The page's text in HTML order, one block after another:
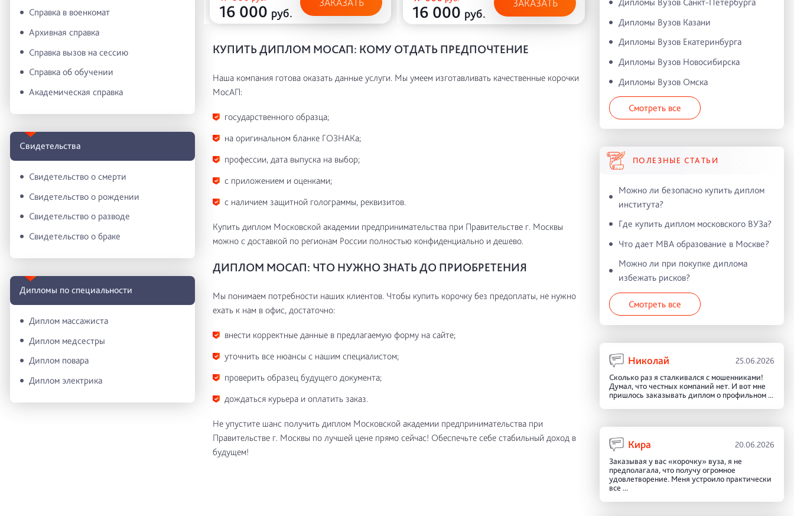
Справка в военкомат
Архивная справка
Справка вызов на сессию
Справка об обучении
Академическая справка
Свидетельства
Свидетельство о смерти
Свидетельство о рождении
Свидетельство о разводе
Свидетельство о браке
Дипломы по специальности
Диплом массажиста
Диплом медсестры
Диплом повара
Диплом электрика
16 000 руб. 16 000 руб.
ЗАКАЗАТЬ
КУПИТЬ ДИПЛОМ МОСАП: КОМУ ОТДАТЬ ПРЕДПОЧТЕНИЕ
Наша компания готова оказать данные услуги. Мы умеем изготавливать качественные корочки
МосАП:
государственного образца;
на оригинальном бланке ГОЗНАКа;
профессии, дата выпуска на выбор;
с приложением и оценками;
с наличием защитной голограммы, реквизитов.
Купить диплом Московской академии предпринимательства при Правительстве г. Москвы
можно с доставкой по регионам России полностью конфиденциально и дешево.
ДИПЛОМ МОСАП: ЧТО НУЖНО ЗНАТЬ ДО ПРИОБРЕТЕНИЯ
Мы понимаем потребности наших клиентов. Чтобы купить корочку без предоплаты, не нужно
ехать к нам в офис, достаточно:
внести корректные данные в предлагаемую форму на сайте;
уточнить все нюансы с нашим специалистом;
проверить образец будущего документа;
дождаться курьера и оплатить заказ.
Не упустите шанс получить диплом Московской академии предпринимательства при
Правительстве г. Москвы по лучшей цене прямо сейчас! Обеспечьте себе стабильный доход в
будущем!
Дипломы Вузов Казани
Дипломы Вузов Екатеринбурга
Дипломы Вузов Новосибирска
Дипломы Вузов Омска
Смотреть все
ПОЛЕЗНЫЕ СТАТЬИ
Можно ли безопасно купить диплом
института?
Где купить диплом московского ВУЗа?
Что дает MBA образование в Москве?
Можно ли при покупке диплома
избежать рисков?
Смотреть все
Николай 25.06.2026
Сколько раз я сталкивался с мошенниками!
Думал, что честных компаний нет. И вот мне
пришлось заказывать диплом о профильном ...
Кира 20.06.2026
Заказывая у вас «корочку» вуза, я не
предполагала, что получу огромное
удовлетворение. Меня устроило практически
все ...